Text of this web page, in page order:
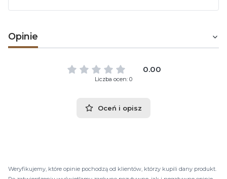
Opinie
0.00
Liczba ocen: 0
Oceń i opisz
Weryfikujemy, które opinie pochodzą od klientów, którzy kupili dany produkt.